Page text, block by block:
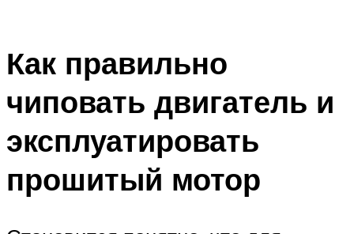
Как правильно
чиповать двигатель и
эксплуатировать
прошитый мотор